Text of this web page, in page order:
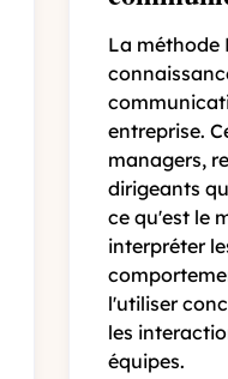
La méthode
entreprise.
managers,
dirigeants
ce qu'est le
interpréter
l'utiliser
les
équipes.